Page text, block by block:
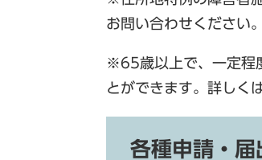
お問い合わせください。
※65歳以上で、一定程
とができます。詳しく
各種申請・届